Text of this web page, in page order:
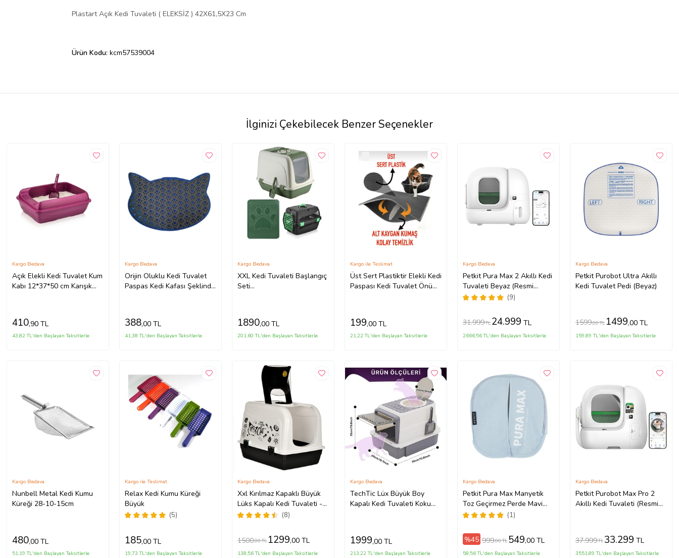
Plastart Açık Kedi Tuvaleti ( ELEKSİZ ) 42X61,5X23 Cm
Ürün Kodu: kcm57539004
İlginizi Çekebilecek Benzer Seçenekler
Açık Elekli Kedi Tuvalet Kum
Kabı 12*37*50 cm Karışık
Kargo Bedava
410,90 TL
43,82 TL'den Başlayan Taksitlerle
Orijin Oluklu Kedi Tuvalet
Paspas Kedi Kafası Şeklinde
Kargo Bedava
388,00 TL
41,38 TL'den Başlayan Taksitlerle
XXL Kedi Tuvaleti Başlangıç
Seti
Kargo Bedava
1890,00 TL
201,60 TL'den Başlayan Taksitlerle
Üst Sert Plastiktir Elekli Kedi
Paspası Kedi Tuvalet Önü
Kargo ile Teslimat
199,00 TL
21,22 TL'den Başlayan Taksitlerle
Petkit Pura Max 2 Akıllı Kedi
Tuvaleti Beyaz (Resmi
Distribütör Garantili)
(9)
Kargo Bedava
31.999TL 24.999 TL
2666,56 TL'den Başlayan Taksitlerle
Petkit Purobot Ultra Akıllı
Kedi Tuvalet Pedi (Beyaz)
Kargo Bedava
1599,00 TL 1499,00 TL
159,89 TL'den Başlayan Taksitlerle
Nunbell Metal Kedi Kumu
Küreği 28-10-15cm
Kargo Bedava
480,00 TL
51,19 TL'den Başlayan Taksitlerle
Relax Kedi Kumu Küreği
Büyük
(5)
Kargo ile Teslimat
185,00 TL
19,73 TL'den Başlayan Taksitlerle
Xxl Kırılmaz Kapaklı Büyük
Lüks Kapalı Kedi Tuvaleti -
Kürek Hediyeli- Kırılmaz
(8)
Kargo Bedava
1500,00 TL 1299,00 TL
138,56 TL'den Başlayan Taksitlerle
TechTic Lüx Büyük Boy
Kapalı Kedi Tuvaleti Koku
Kargo Bedava
1999,00 TL
213,22 TL'den Başlayan Taksitlerle
Petkit Pura Max Manyetik
Toz Geçirmez Perde Mavi
(Resmi Distribütör Garantili)
(1)
Kargo Bedava
%45 999,00 TL 549,00 TL
58,56 TL'den Başlayan Taksitlerle
Petkit Purobot Max Pro 2
Akıllı Kedi Tuvaleti (Resmi
Kargo Bedava
37.999TL 33.299 TL
3551,89 TL'den Başlayan Taksitlerle